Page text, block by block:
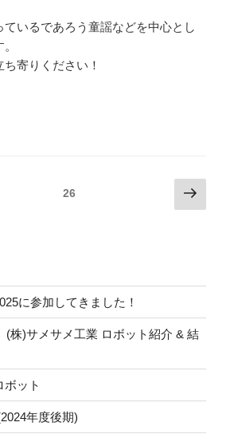
ているであろう童謡などを中心とし
寄りください！
ページ26
次
の
に参加してきました！
(株)サメサメ工業 ロボット紹介 & 結
ボット
年度後期)